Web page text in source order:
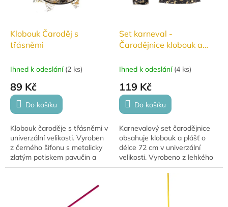
Klobouk Čaroděj s
třásněmi
Ihned k odeslání (2 ks)
89 Kč
Do košíku
Klobouk čaroděje s třásněmi v
univerzální velikosti. Vyroben
z černého šifonu s metalicky
zlatým potiskem pavučin a
pavouků. Výška špičky 30 cm
Set karneval -
Čarodějnice klobouk a
Ihned k odeslání (4 ks)
119 Kč
Do košíku
Karnevalový set čarodějnice
obsahuje klobouk a plášť o
délce 72 cm v univerzální
velikosti. Vyrobeno z lehkého
černého šifonu se zlatým
metalickým potiskem motivů